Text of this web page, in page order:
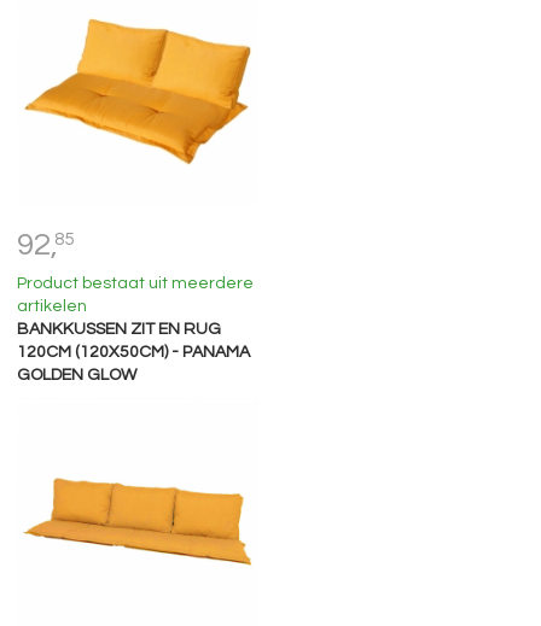
92,85
Product bestaat uit meerdere
artikelen
BANKKUSSEN ZIT EN RUG
120CM (120X50CM) - PANAMA
GOLDEN GLOW